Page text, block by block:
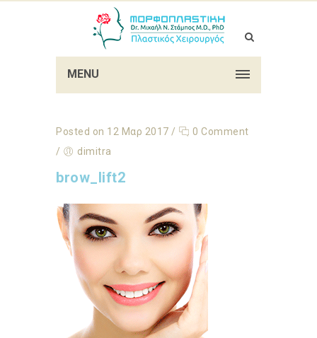
MENU
Posted on 12 Μαρ 2017 /
0 Comment
/
dimitra
brow_lift2